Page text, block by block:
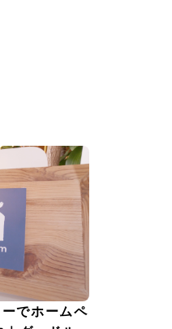
ーでホームペ